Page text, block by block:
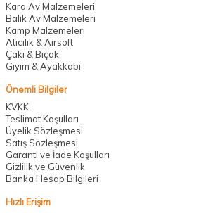
Kara Av Malzemeleri
Balık Av Malzemeleri
Kamp Malzemeleri
Atıcılık & Airsoft
Çakı & Bıçak
Giyim & Ayakkabı
Önemli Bilgiler
KVKK
Teslimat Koşulları
Üyelik Sözleşmesi
Satış Sözleşmesi
Garanti ve İade Koşulları
Gizlilik ve Güvenlik
Banka Hesap Bilgileri
Hızlı Erişim